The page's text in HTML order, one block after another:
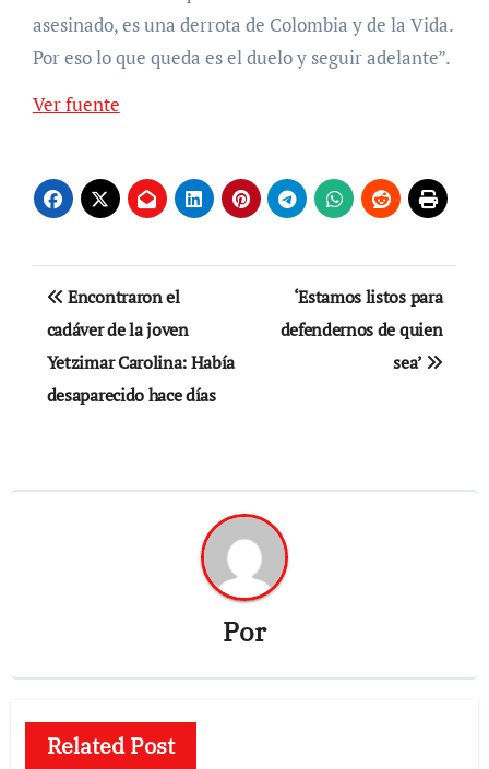
asesinado, es una derrota de Colombia y de la Vida.
Por eso lo que queda es el duelo y seguir adelante”.
Ver fuente
Navegación
de
entradas
Encontraron el
cadáver de la joven
Yetzimar Carolina: Había
desaparecido hace días
‘Estamos listos para
defendernos de quien
sea’
Por
Related Post